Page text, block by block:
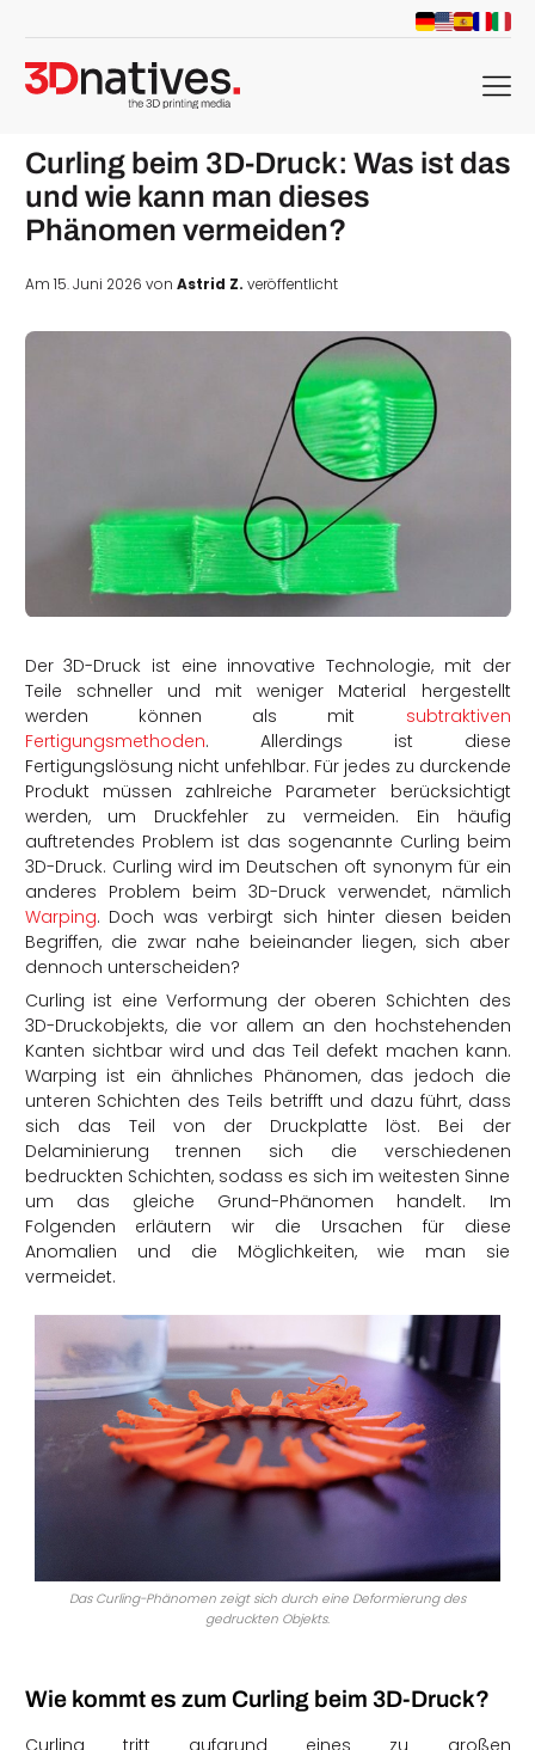
menu
Curling beim 3D-Druck: Was ist das
und wie kann man dieses
Phänomen vermeiden?
Am 15. Juni 2026 von Astrid Z. veröffentlicht
Der 3D-Druck ist eine innovative Technologie, mit der
Teile schneller und mit weniger Material hergestellt
werden können als mit subtraktiven
Fertigungsmethoden. Allerdings ist diese
Fertigungslösung nicht unfehlbar. Für jedes zu durckende
Produkt müssen zahlreiche Parameter berücksichtigt
werden, um Druckfehler zu vermeiden. Ein häufig
auftretendes Problem ist das sogenannte Curling beim
3D-Druck. Curling wird im Deutschen oft synonym für ein
anderes Problem beim 3D-Druck verwendet, nämlich
Warping. Doch was verbirgt sich hinter diesen beiden
Begriffen, die zwar nahe beieinander liegen, sich aber
dennoch unterscheiden?
Curling ist eine Verformung der oberen Schichten des
3D-Druckobjekts, die vor allem an den hochstehenden
Kanten sichtbar wird und das Teil defekt machen kann.
Warping ist ein ähnliches Phänomen, das jedoch die
unteren Schichten des Teils betrifft und dazu führt, dass
sich das Teil von der Druckplatte löst. Bei der
Delaminierung trennen sich die verschiedenen
bedruckten Schichten, sodass es sich im weitesten Sinne
um das gleiche Grund-Phänomen handelt. Im
Folgenden erläutern wir die Ursachen für diese
Anomalien und die Möglichkeiten, wie man sie
vermeidet.
Das Curling-Phänomen zeigt sich durch eine Deformierung des
gedruckten Objekts.
Wie kommt es zum Curling beim 3D-Druck?